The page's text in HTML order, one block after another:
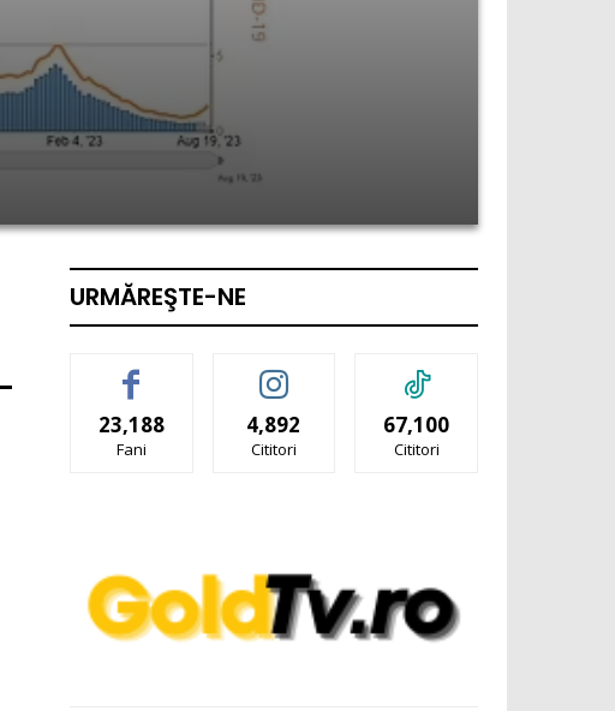
URMĂREŞTE-NE
23,188
Fani
4,892
Cititori
67,100
Cititori